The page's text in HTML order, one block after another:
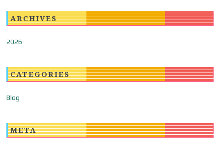
ARCHIVES
2026
CATEGORIES
Blog
META